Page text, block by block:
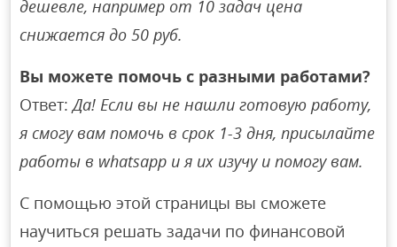
дешевле, например от 10 задач цена
снижается до 50 руб.
Вы можете помочь с разными работами?
Ответ:Да! Если вы не нашли готовую работу,
я смогу вам помочь в срок 1-3 дня, присылайте
работы в whatsapp и я их изучу и помогу вам.
С помощью этой страницы вы сможете
научиться решать задачи по финансовой